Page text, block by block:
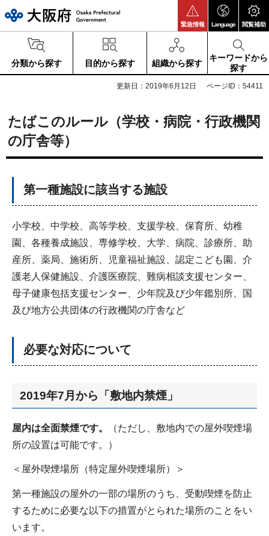
緊急情報 Language 閲覧補助
分類から探す 目的から探す 組織から探す
キーワードから
探す
更新日：2019年6月12日 ページID：54411
たばこのルール（学校・病院・行政機関
の庁舎等）
第一種施設に該当する施設
小学校、中学校、高等学校、支援学校、保育所、幼稚
園、各種養成施設、専修学校、大学、病院、診療所、助
産所、薬局、施術所、児童福祉施設、認定こども園、介
護老人保健施設、介護医療院、難病相談支援センター、
母子健康包括支援センター、少年院及び少年鑑別所、国
及び地方公共団体の行政機関の庁舎など
必要な対応について
2019年7月から「敷地内禁煙」
屋内は全面禁煙です。
（ただし、敷地内での屋外喫煙場
所の設置は可能です。）
＜屋外喫煙場所（特定屋外喫煙場所）＞
第一種施設の屋外の一部の場所のうち、受動喫煙を防止
するために必要な以下の措置がとられた場所のことをい
います。